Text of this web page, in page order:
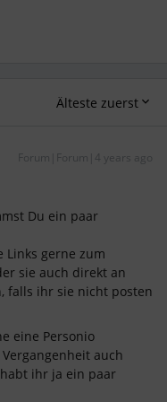
Älteste zuerst
Forum|Forum|4 years ago
Du ein paar
Links gerne zum
sie auch direkt an
falls ihr sie nicht posten
eine Personio
auch
ihr ja ein paar